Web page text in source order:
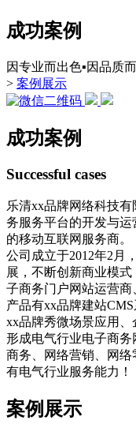
成功案例
因专业而出色▪因品质
> 案例展示
成功案例
Successful cases
乐清xx品牌网络科技
务服务平台的开发与
的移动互联网服务商。
公司成立于2012年2月
展，不断创新商业模
子商务门户网站运营
产品有xx品牌建站
xx品牌秀微场景应用
形成电气行业电子商
商务、网络营销、网
有电气行业服务能力！
案例展示